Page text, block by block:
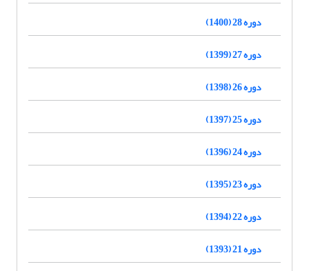
دوره 28 (1400)
دوره 27 (1399)
دوره 26 (1398)
دوره 25 (1397)
دوره 24 (1396)
دوره 23 (1395)
دوره 22 (1394)
دوره 21 (1393)